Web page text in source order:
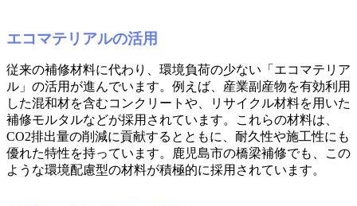
エコマテリアルの活用
従来の補修材料に代わり、環境負荷の少ない「エコマテリア
ル」の活用が進んでいます。例えば、産業副産物を有効利用
した混和材を含むコンクリートや、リサイクル材料を用いた
補修モルタルなどが採用されています。これらの材料は、
CO2排出量の削減に貢献するとともに、耐久性や施工性にも
優れた特性を持っています。鹿児島市の橋梁補修でも、この
ような環境配慮型の材料が積極的に採用されています。